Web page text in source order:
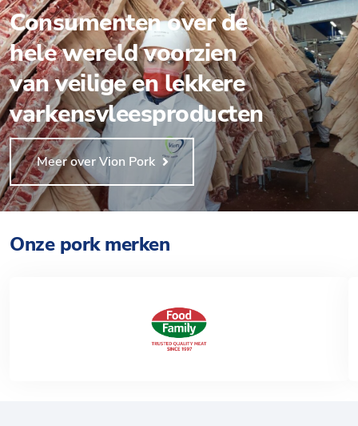
Consumenten over de
hele wereld voorzien
van veilige en lekkere
varkensvleesproducten
Meer over Vion Pork
Onze pork merken